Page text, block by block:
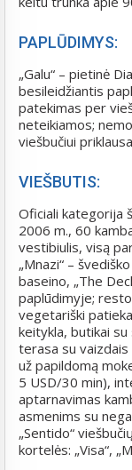
PAPLŪDIMYS:
„Galu“ – pietinė
besileidžiantis
patekimas per
neteikiamos;
viešbučiui
VIEŠBUTIS:
Oficiali kategorija
2006 m., 60
vestibiulis, visą
„Mnazi“ –
baseino, „The
paplūdimyje;
vegetariški
keitykla, butikai
terasa su
už papildomą
5 USD/30 min),
aptarnavimas
asmenims su
„Sentido“
kortelės: „Visa“,